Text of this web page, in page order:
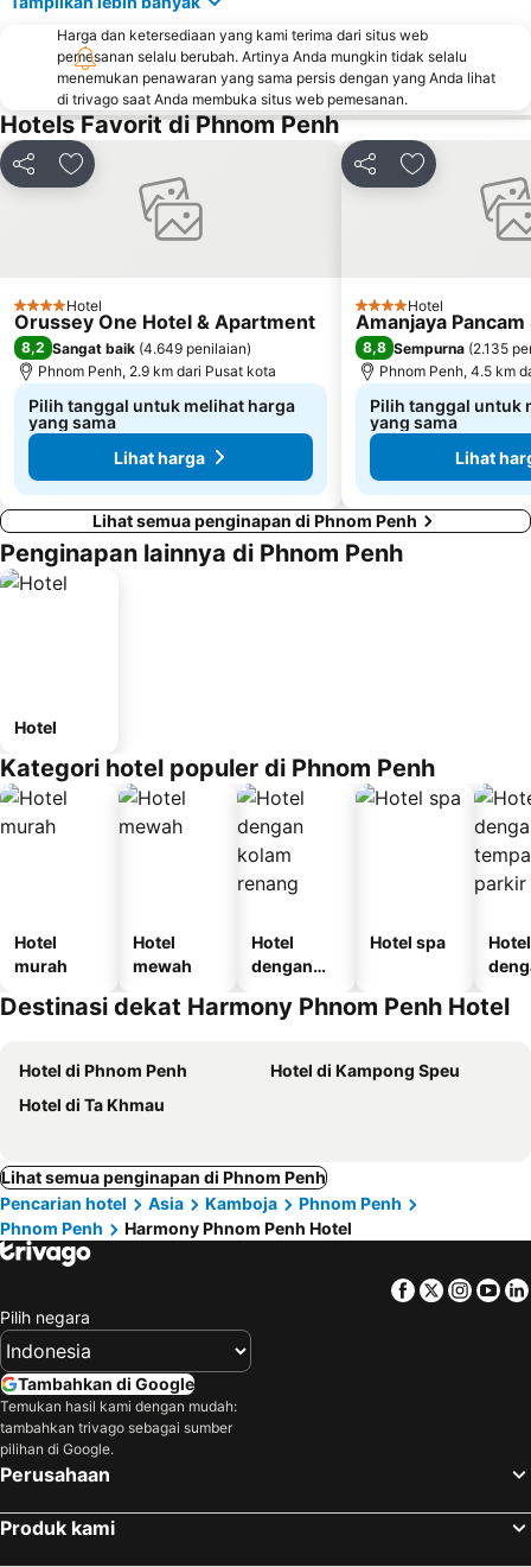
Harga dan ketersediaan yang kami terima dari situs web
pemesanan selalu berubah. Artinya Anda mungkin tidak selalu
menemukan penawaran yang sama persis dengan yang Anda lihat
di trivago saat Anda membuka situs web pemesanan.
Hotels Favorit di Phnom Penh
BagikanTambahkan ke favorit
4 Bintang
Hotel
Orussey One Hotel & Apartment
8,2 Sangat baik (4.649 penilaian)
Phnom Penh, 2.9 km dari Pusat kota
Pilih tanggal untuk melihat harga
yang sama
Lihat harga
BagikanTambahkan
4 Bintang
Hotel
Amanjaya
8,8 Sempurna (2.135
Phnom Penh, 4.5 km
Pilih tanggal untuk
yang sama
Lihat
Lihat semua penginapan di Phnom Penh
Penginapan lainnya di Phnom Penh
Hotel
Kategori hotel populer di Phnom Penh
Hotel
murah
Hotel
mewah
Hotel
dengan
renang
Hotel spa
Hotel
Destinasi dekat Harmony Phnom Penh Hotel
Hotel di Phnom Penh
Hotel di Kampong Speu
Hotel di Ta Khmau
Lihat semua penginapan di Phnom Penh
Pencarian hotel
Asia Kamboja
Phnom Penh
Phnom Penh
Harmony Phnom Penh Hotel
Facebook
Twitter
Pilih negara
Tambahkan di Google
Temukan hasil kami dengan mudah:
tambahkan trivago sebagai sumber
pilihan di Google.
Perusahaan
Produk kami